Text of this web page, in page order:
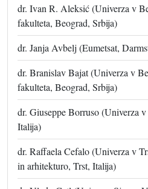
dr. Ivan R. Aleksić (Univerza v
fakulteta, Beograd, Srbija)
dr. Janja Avbelj (Eumetsat,
dr. Branislav Bajat (Univerza v
fakulteta, Beograd, Srbija)
dr. Giuseppe Borruso (Univerza
Italija)
dr. Raffaela Cefalo (Univerza v
in arhitekturo, Trst, Italija)